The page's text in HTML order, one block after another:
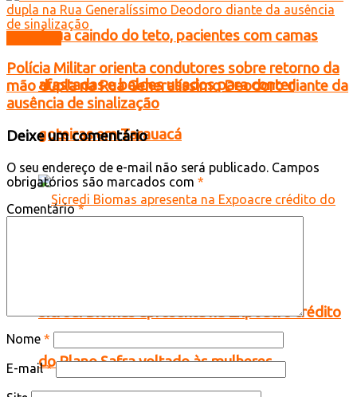
água caindo do teto, pacientes com camas
afastadas e baldes usados para conter
goteiras em Tarauacá
Sicredi Biomas apresenta na Expoacre crédito
do Plano Safra voltado às mulheres
Polícia Militar orienta condutores sobre retorno da
mão dupla na Rua Generalíssimo Deodoro diante da
ausência de sinalização
Deixe um comentário
O seu endereço de e-mail não será publicado. Campos
obrigatórios são marcados com *
Comentário*
Nome *
E-mail*